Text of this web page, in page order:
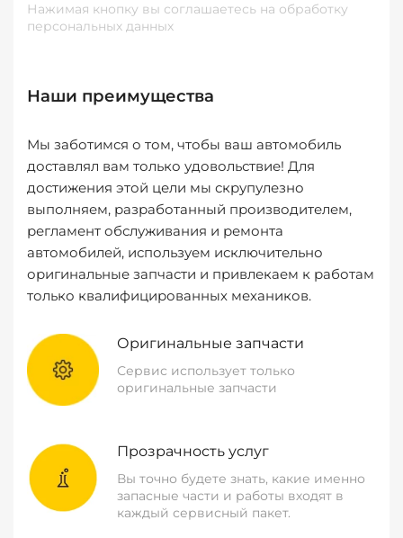
Нажимая кнопку вы соглашаетесь на обработку
персональных данных
Наши преимущества
Мы заботимся о том, чтобы ваш автомобиль
доставлял вам только удовольствие! Для
достижения этой цели мы скрупулезно
выполняем, разработанный производителем,
регламент обслуживания и ремонта
автомобилей, используем исключительно
оригинальные запчасти и привлекаем к работам
только квалифицированных механиков.
Оригинальные запчасти
Сервис использует только
оригинальные запчасти
Прозрачность услуг
Вы точно будете знать, какие именно
запасные части и работы входят в
каждый сервисный пакет.